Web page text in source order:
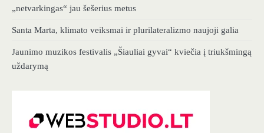
„netvarkingas“ jau šešerius metus
Santa Marta, klimato veiksmai ir plurilateralizmo naujoji galia
Jaunimo muzikos festivalis „Šiauliai gyvai“ kviečia į triukšmingą
uždarymą